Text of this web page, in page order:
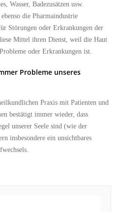
Wasser, Badezusätzen usw.
die Pharmaindustrie
Störungen oder Erkrankungen der
Mittel ihren Dienst, weil die Haut
oder Erkrankungen ist.
Probleme unseres
Praxis mit Patienten und
bestätigt immer wieder, dass
unserer Seele sind (wie der
insbesondere ein unsichtbares